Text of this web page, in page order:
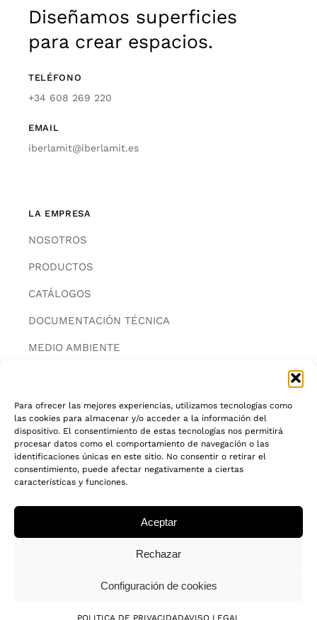
Para ofrecer las mejores experiencias, utilizamos tecnologías como
las cookies para almacenar y/o acceder a la información del
dispositivo. El consentimiento de estas tecnologías nos permitirá
procesar datos como el comportamiento de navegación o las
identificaciones únicas en este sitio. No consentir o retirar el
consentimiento, puede afectar negativamente a ciertas
características y funciones.
Aceptar
Rechazar
Configuración de cookies
POLITICA DE PRIVACIDADAVISO LEGAL
Diseñamos superficies
para crear espacios.
TELÉFONO
+34 608 269 220
EMAIL
iberlamit@iberlamit.es
LA EMPRESA
NOSOTROS
PRODUCTOS
CATÁLOGOS
DOCUMENTACIÓN TÉCNICA
MEDIO AMBIENTE
INFORMACIÓN
AVISO LEGAL
POLITICA DE PRIVACIDAD
CADENA DE CUSTODIA FSC®